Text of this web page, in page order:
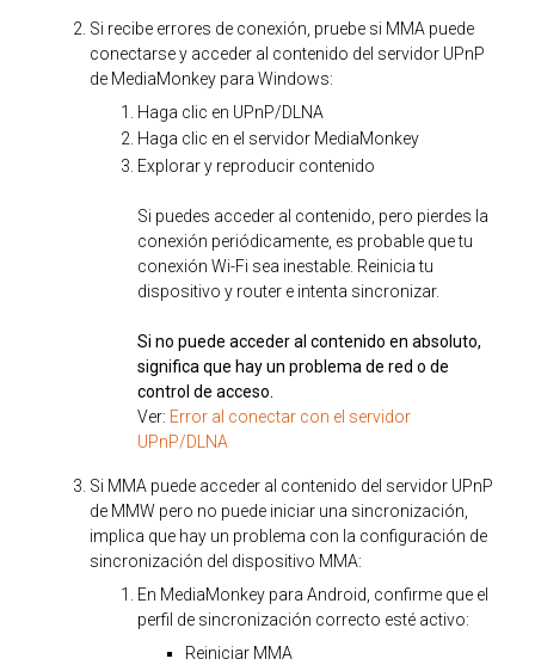
Si recibe errores de conexión, pruebe si MMA puede
conectarse y acceder al contenido del servidor UPnP
de MediaMonkey para Windows:
Haga clic en UPnP/DLNA
Haga clic en el servidor MediaMonkey
Explorar y reproducir contenido
Si puedes acceder al contenido, pero pierdes la
conexión periódicamente, es probable que tu
conexión Wi-Fi sea inestable. Reinicia tu
dispositivo y router e intenta sincronizar.
Si no puede acceder al contenido en absoluto,
significa que hay un problema de red o de
control de acceso.
Ver: Error al conectar con el servidor
UPnP/DLNA
Si MMA puede acceder al contenido del servidor UPnP
de MMW pero no puede iniciar una sincronización,
implica que hay un problema con la configuración de
sincronización del dispositivo MMA:
En MediaMonkey para Android, confirme que el
perfil de sincronización correcto esté activo:
Reiniciar MMA